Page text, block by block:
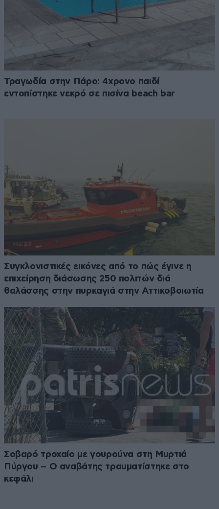
Τραγωδία στην Πάρο: 4χρονο παιδί
εντοπίστηκε νεκρό σε πισίνα beach bar
Συγκλονιστικές εικόνες από το πώς έγινε η
επιχείρηση διάσωσης 250 πολιτών διά
θαλάσσης στην πυρκαγιά στην Αττικοβοιωτία
Σοβαρό τροχαίο με γουρούνα στη Μυρτιά
Πύργου – Ο αναβάτης τραυματίστηκε στο
κεφάλι